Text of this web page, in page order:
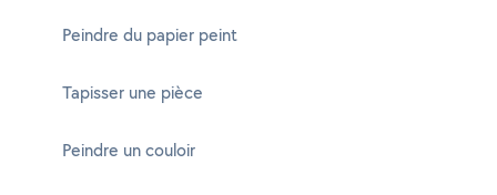
Peindre du papier peint
Tapisser une pièce
Peindre un couloir